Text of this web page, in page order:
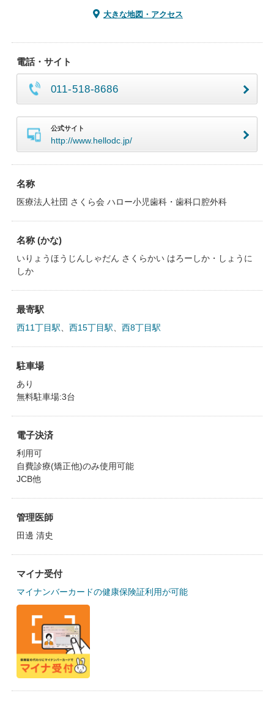
大きな地図・アクセス
電話・サイト
011-518-8686
公式サイト
http://www.hellodc.jp/
名称
医療法人社団 さくら会 ハロー小児歯科・歯科口腔外科
名称 (かな)
いりょうほうじんしゃだん さくらかい はろーしか・しょうに
しか
最寄駅
西11丁目駅 西15丁目駅 西8丁目駅
駐車場
あり
無料駐車場:3台
電子決済
利用可
自費診療(矯正他)のみ使用可能
JCB他
管理医師
田邊 清史
マイナ受付
マイナンバーカードの健康保険証利用が可能